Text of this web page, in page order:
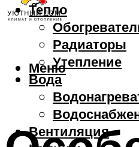
Тепло
Радиаторы
Утепление
Вода
Вентиляция
Меню